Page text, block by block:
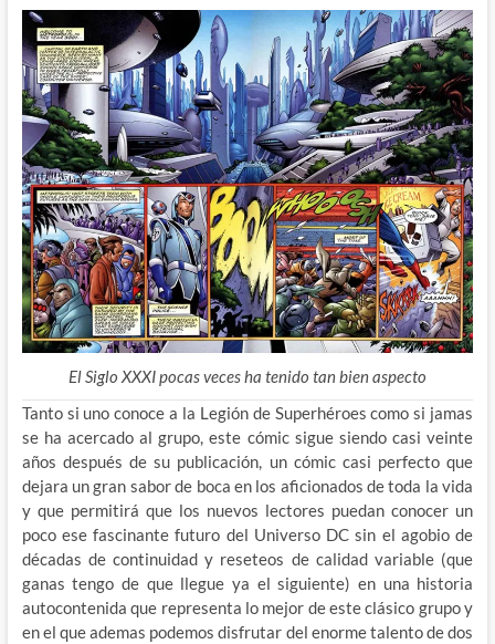
El Siglo XXXI pocas veces ha tenido tan bien aspecto
Tanto si uno conoce a la Legión de Superhéroes como si jamas
se ha acercado al grupo, este cómic sigue siendo casi veinte
años después de su publicación, un cómic casi perfecto que
dejara un gran sabor de boca en los aficionados de toda la vida
y que permitirá que los nuevos lectores puedan conocer un
poco ese fascinante futuro del Universo DC sin el agobio de
décadas de continuidad y reseteos de calidad variable (que
ganas tengo de que llegue ya el siguiente) en una historia
autocontenida que representa lo mejor de este clásico grupo y
en el que ademas podemos disfrutar del enorme talento de dos